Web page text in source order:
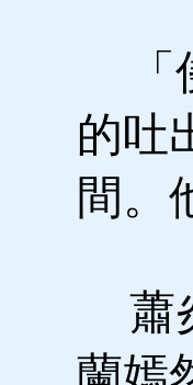
「
的吐
間。
蕭
蘭嫣